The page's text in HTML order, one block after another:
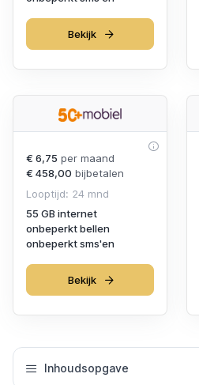
Bekijk
€ 6,75 per maand
€ 458,00 bijbetalen
Looptijd: 24 mnd
55 GB internet
onbeperkt bellen
onbeperkt sms'en
Bekijk
Inhoudsopgave